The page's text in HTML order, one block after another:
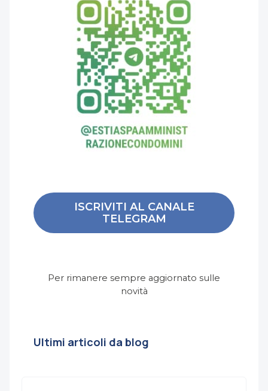
ISCRIVITI AL CANALE
TELEGRAM
Per rimanere sempre aggiornato sulle
novità
Ultimi articoli da blog